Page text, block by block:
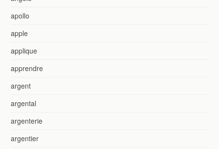
apollo
apple
applique
apprendre
argent
argental
argenterie
argentier